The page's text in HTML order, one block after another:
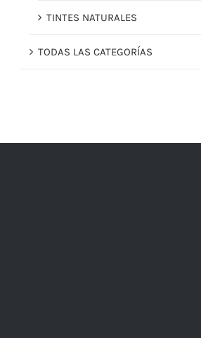
TINTES NATURALES
TODAS LAS CATEGORÍAS